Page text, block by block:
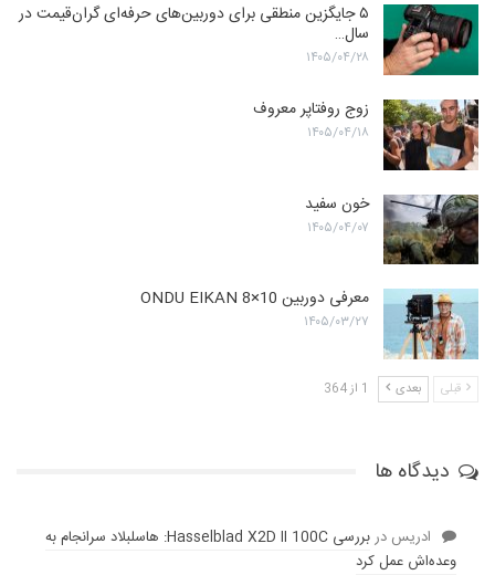
۵ جایگزین منطقی برای دوربین‌های حرفه‌ای گران‌قیمت در
سال…
۱۴۰۵/۰۴/۲۸
زوج روفتاپر معروف
۱۴۰۵/۰۴/۱۸
خون سفید
۱۴۰۵/۰۴/۰۷
معرفی دوربین ONDU EIKAN 8×10
۱۴۰۵/۰۳/۲۷
قبلی بعدی 1 از 364
دیدگاه ها
ادریس در
بررسی Hasselblad X2D II 100C: هاسلبلاد سرانجام به
وعده‌‌اش عمل کرد